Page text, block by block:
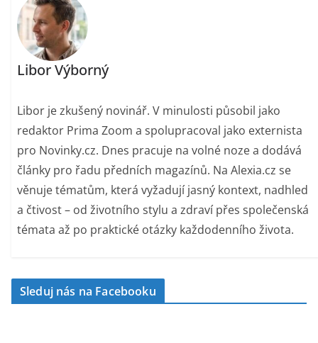
Libor Výborný
Libor je zkušený novinář. V minulosti působil jako
redaktor Prima Zoom a spolupracoval jako externista
pro Novinky.cz. Dnes pracuje na volné noze a dodává
články pro řadu předních magazínů. Na Alexia.cz se
věnuje tématům, která vyžadují jasný kontext, nadhled
a čtivost – od životního stylu a zdraví přes společenská
témata až po praktické otázky každodenního života.
Sleduj nás na Facebooku